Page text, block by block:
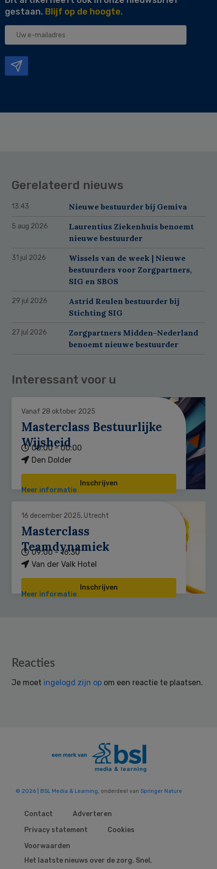
gestaan. Blijf op de hoogte.
Uw
Gerelateerd nieuws
13:43 Nieuwe bestuurder bij Gemiva
5 aug 2026
Laurentius Ziekenhuis benoemt
nieuwe bestuurder
31 jul 2026
Wissels van de week | Nieuwe
bestuurders voor Zorgpartners,
SIG en SBOS
29 jul 2026
Astrid Reulen bestuurder bij
Stichting SIG
27 jul 2026
Zorgpartners Midden-Nederland
benoemt nieuwe bestuurder
Interessant voor u
Vanaf 28 oktober 2025
Masterclass Bestuurlijke
Wijsheid
00:00 - 00:00
Den Dolder
Inschrijven
Meer informatie
16 december 2025, Utrecht
Masterclass
Teamdynamiek
09:00 - 16:30
Van der Valk Hotel
Inschrijven
Meer informatie
Reader
Reacties
Je moet ingelogd zijn op om een reactie te plaatsen.
© 2026 | BSL Media & Learning, onderdeel van Springer Nature
Contact
Adverteren
Privacy statement
Cookies
Voorwaarden
Het laatste nieuws over de zorg. Snel,